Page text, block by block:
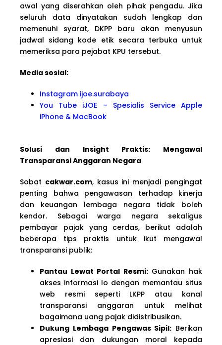
awal yang diserahkan oleh pihak pengadu. Jika
seluruh data dinyatakan sudah lengkap dan
memenuhi syarat, DKPP baru akan menyusun
jadwal sidang kode etik secara terbuka untuk
memeriksa para pejabat KPU tersebut.
Media sosial:
Instagram ijoe.surabaya
You Tube iJOE – Spesialis Service Apple
iPhone & MacBook
Solusi dan Insight Praktis: Mengawal
Transparansi Anggaran Negara
Sobat cakwar.com, kasus ini menjadi pengingat
penting bahwa pengawasan terhadap kinerja
dan keuangan lembaga negara tidak boleh
kendor. Sebagai warga negara sekaligus
pembayar pajak yang cerdas, berikut adalah
beberapa tips praktis untuk ikut mengawal
transparansi publik:
Pantau Lewat Portal Resmi:Gunakan hak
akses informasi lo dengan memantau situs
web resmi seperti LKPP atau kanal
transparansi anggaran untuk melihat
bagaimana uang pajak didistribusikan.
Dukung Lembaga Pengawas Sipil: Berikan
apresiasi dan dukungan moral kepada